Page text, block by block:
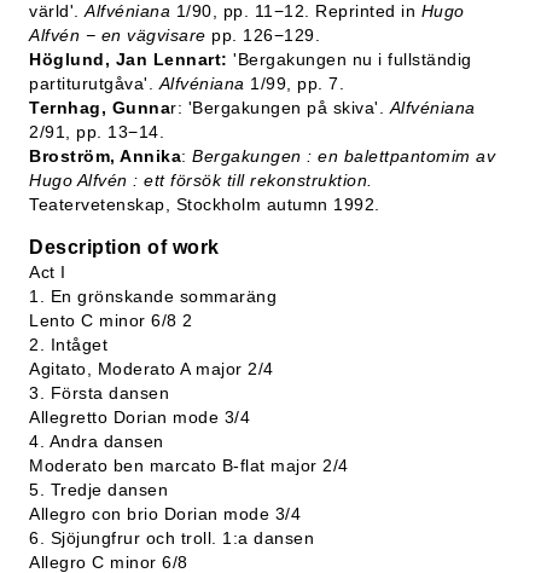
värld'. Alfvéniana 1/90, pp. 11−12. Reprinted in Hugo
Alfvén − en vägvisare pp. 126−129.
Höglund, Jan Lennart: 'Bergakungen nu i fullständig
partiturutgåva'. Alfvéniana 1/99, pp. 7.
Ternhag, Gunnar: 'Bergakungen på skiva'. Alfvéniana
2/91, pp. 13−14.
Broström, Annika: Bergakungen : en balettpantomim av
Hugo Alfvén : ett försök till rekonstruktion.
Teatervetenskap, Stockholm autumn 1992.
Description of work
Act I
1. En grönskande sommaräng
Lento C minor 6/8 2
2. Intåget
Agitato, Moderato A major 2/4
3. Första dansen
Allegretto Dorian mode 3/4
4. Andra dansen
Moderato ben marcato B-flat major 2/4
5. Tredje dansen
Allegro con brio Dorian mode 3/4
6. Sjöjungfrur och troll. 1:a dansen
Allegro C minor 6/8